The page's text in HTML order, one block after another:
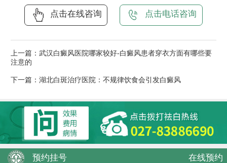
点击在线咨询 点击电话咨询
上一篇： 武汉白癜风医院哪家较好-白癜风患者穿衣方面有哪些要
注意的
下一篇： 湖北白斑治疗医院：不规律饮食会引发白癜风
预约挂号 在线预约